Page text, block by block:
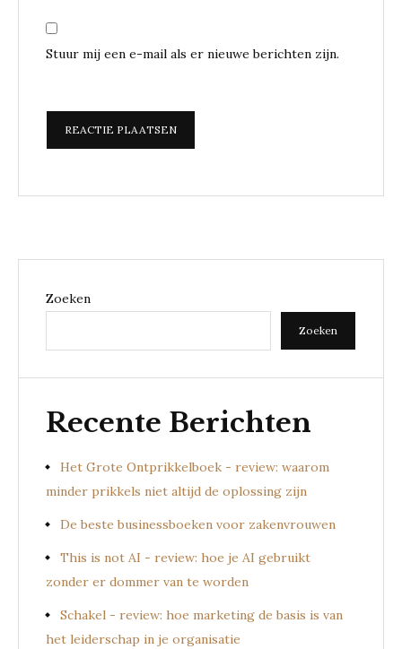
Stuur mij een e-mail als er nieuwe berichten zijn.
Zoeken
Zoeken
Recente Berichten
Het Grote Ontprikkelboek - review: waarom
minder prikkels niet altijd de oplossing zijn
De beste businessboeken voor zakenvrouwen
This is not AI - review: hoe je AI gebruikt
zonder er dommer van te worden
Schakel - review: hoe marketing de basis is van
het leiderschap in je organisatie